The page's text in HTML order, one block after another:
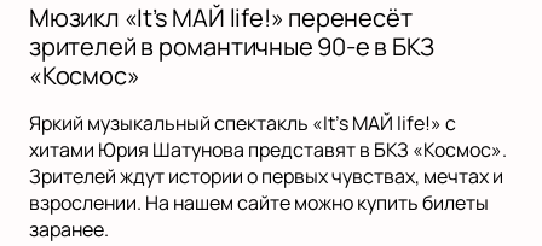
Мюзикл «It’s МАЙ life!» перенесёт
зрителей в романтичные 90-е в БКЗ
«Космос»
Яркий музыкальный спектакль «It’s МАЙ life!» с
хитами Юрия Шатунова представят в БКЗ «Космос».
Зрителей ждут истории о первых чувствах, мечтах и
взрослении. На нашем сайте можно купить билеты
заранее.